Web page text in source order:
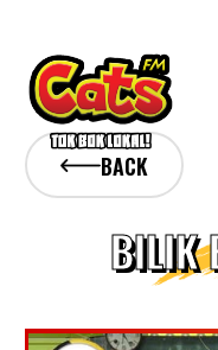
BACK
BILIK